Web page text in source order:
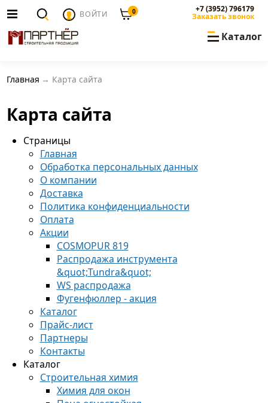
ВОЙТИ 0 +7 (3952) 796179
Заказать звонок
Каталог
Главная Карта сайта
Карта сайта
Страницы
Главная
Обработка персональных данных
О компании
Доставка
Политика конфиденциальности
Оплата
Акции
COSMOPUR 819
Распродажа инструмента
&quot;Tundra&quot;
WS распродажа
Фугенфюллер - акция
Каталог
Прайс-лист
Партнеры
Контакты
Каталог
Строительная химия
Химия для окон